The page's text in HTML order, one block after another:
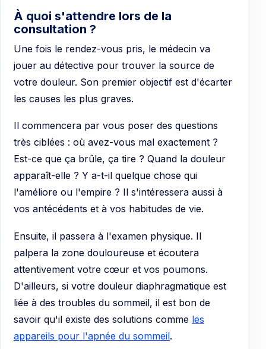
À quoi s'attendre lors de la
consultation ?
Une fois le rendez-vous pris, le médecin va
jouer au détective pour trouver la source de
votre douleur. Son premier objectif est d'écarter
les causes les plus graves.
Il commencera par vous poser des questions
très ciblées : où avez-vous mal exactement ?
Est-ce que ça brûle, ça tire ? Quand la douleur
apparaît-elle ? Y a-t-il quelque chose qui
l'améliore ou l'empire ? Il s'intéressera aussi à
vos antécédents et à vos habitudes de vie.
Ensuite, il passera à l'examen physique. Il
palpera la zone douloureuse et écoutera
attentivement votre cœur et vos poumons.
D'ailleurs, si votre douleur diaphragmatique est
liée à des troubles du sommeil, il est bon de
savoir qu'il existe des solutions comme les
appareils pour l'apnée du sommeil.